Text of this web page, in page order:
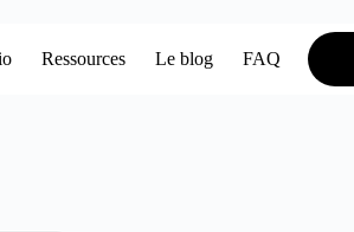
Ressources Le blog FAQ